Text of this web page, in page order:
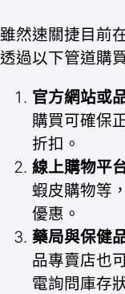
雖然速關捷目前
透過以下管道購
官方網站或
購買可確保
折扣。
線上購物平
蝦皮購物等
優惠。
藥局與保健
品專賣店也
電詢問庫存